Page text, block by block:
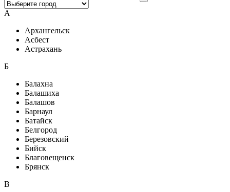
А
Архангельск
Асбест
Астрахань
Б
Балахна
Балашиха
Балашов
Барнаул
Батайск
Белгород
Березовский
Бийск
Благовещенск
Брянск
В